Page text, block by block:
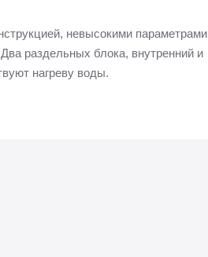
невысокими параметрами
раздельных блока, внутренний и
нагреву воды.